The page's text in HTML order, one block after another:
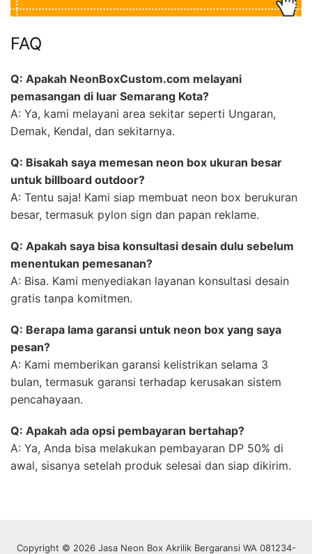
FAQ
Q: Apakah NeonBoxCustom.com melayani
pemasangan di luar Semarang Kota?
A: Ya, kami melayani area sekitar seperti Ungaran,
Demak, Kendal, dan sekitarnya.
Q: Bisakah saya memesan neon box ukuran besar
untuk billboard outdoor?
A: Tentu saja! Kami siap membuat neon box berukuran
besar, termasuk pylon sign dan papan reklame.
Q: Apakah saya bisa konsultasi desain dulu sebelum
menentukan pemesanan?
A: Bisa. Kami menyediakan layanan konsultasi desain
gratis tanpa komitmen.
Q: Berapa lama garansi untuk neon box yang saya
pesan?
A: Kami memberikan garansi kelistrikan selama 3
bulan, termasuk garansi terhadap kerusakan sistem
pencahayaan.
Q: Apakah ada opsi pembayaran bertahap?
A: Ya, Anda bisa melakukan pembayaran DP 50% di
awal, sisanya setelah produk selesai dan siap dikirim.
Copyright © 2026 Jasa Neon Box Akrilik Bergaransi WA 081234-